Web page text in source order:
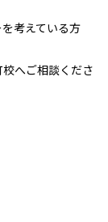
考えている方
へご相談くださ